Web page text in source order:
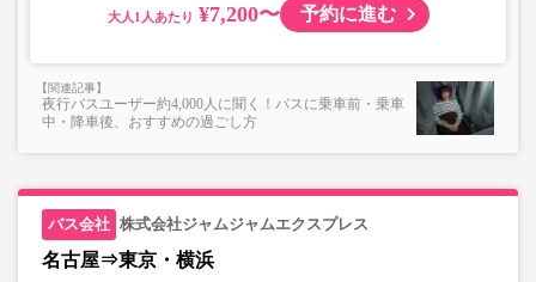
・AM1時～5時の間はシステムメンテナンスの為ご予約が
・在庫の状況はリアルタイムの表示ではございません。
※売り切れの場合でも残数が表示される場合がありま
す。
・一部取り扱いのない停留所がある場合がございます。
大人 ¥7,200〜 予約に進む
夜行バスユーザー約4,000人に聞く！バスに乗車前・乗車
中・降車後、おすすめの過ごし方
株式会社ジャムジャムエクスプレス
名古屋⇒東京・横浜